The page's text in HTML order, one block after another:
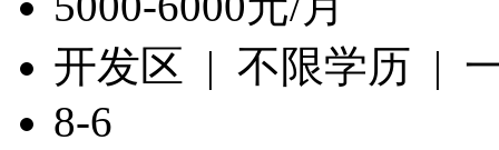
开发区 | 不限学历 |
8-6